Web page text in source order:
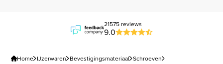
21575 reviews
9.0
Home IJzerwaren Bevestigingsmateriaal Schroeven